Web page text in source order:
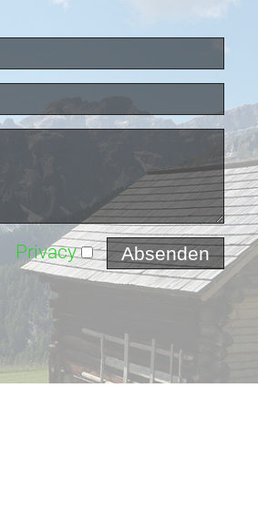
Privacy